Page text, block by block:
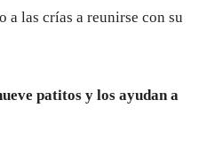
a las crías a reunirse con su
patitos y los ayudan a